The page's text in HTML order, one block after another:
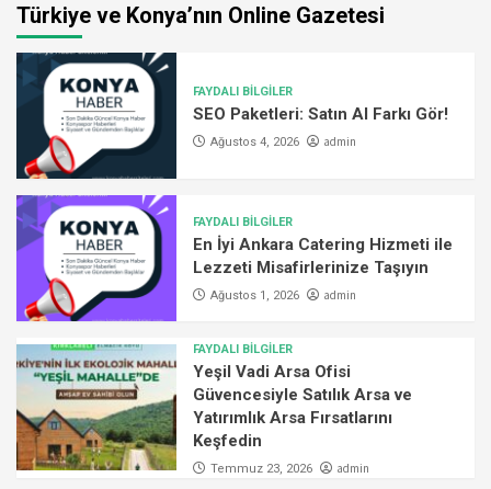
Türkiye ve Konya’nın Online Gazetesi
FAYDALI BİLGİLER
SEO Paketleri: Satın Al Farkı Gör!
Ağustos 4, 2026 admin
FAYDALI BİLGİLER
En İyi Ankara Catering Hizmeti ile
Lezzeti Misafirlerinize Taşıyın
Ağustos 1, 2026 admin
FAYDALI BİLGİLER
Yeşil Vadi Arsa Ofisi
Güvencesiyle Satılık Arsa ve
Yatırımlık Arsa Fırsatlarını
Keşfedin
Temmuz 23, 2026 admin